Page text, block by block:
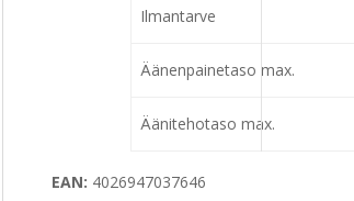
Ilmantarve
Äänenpainetaso max.
Äänitehotaso max.
EAN: 4026947037646